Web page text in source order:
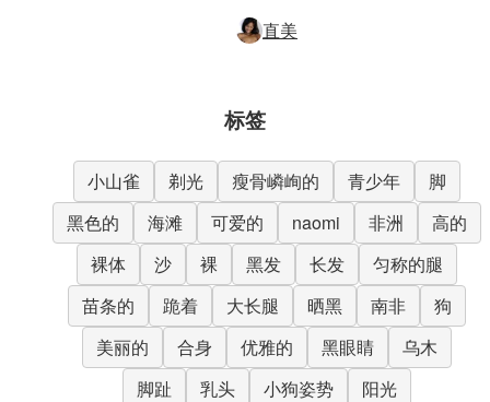
直美
标签
小山雀 剃光 瘦骨嶙峋的 青少年
脚
黑色的
海滩 可爱的 naomi 非洲
高的
裸体
沙 裸 黑发 长发
匀称的腿
苗条的
跪着 大长腿 晒黑 南非
狗
美丽的
合身 优雅的 黑眼睛
乌木
脚趾
乳头 小狗姿势 阳光